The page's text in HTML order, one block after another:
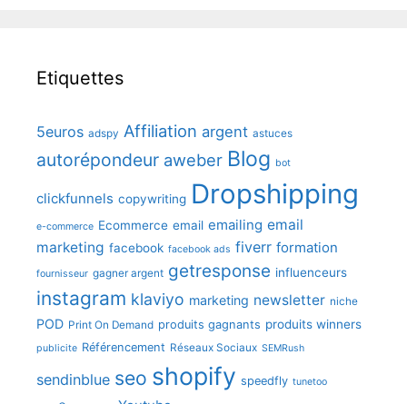
Etiquettes
5euros adspy Affiliation argent astuces
autorépondeur aweber Blog bot
clickfunnels copywriting Dropshipping
e-commerce Ecommerce email emailing email
marketing facebook facebook ads fiverr formation
fournisseur gagner argent getresponse influenceurs
instagram klaviyo marketing newsletter niche
POD Print On Demand produits gagnants produits winners
publicite Référencement Réseaux Sociaux SEMRush
sendinblue seo shopify speedfly tunetoo